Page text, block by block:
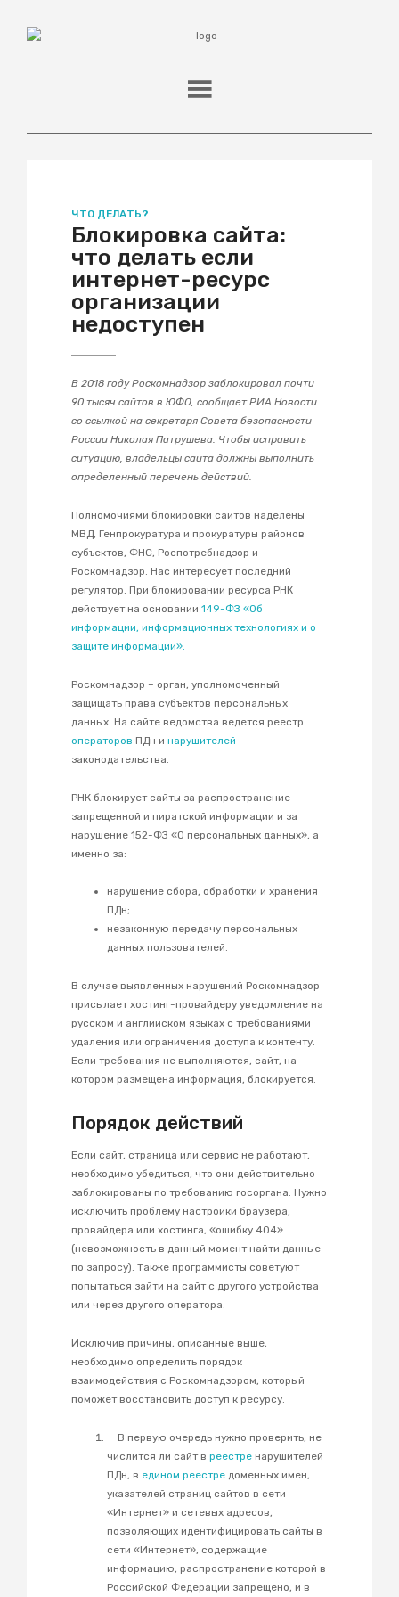
ЧТО ДЕЛАТЬ?
Блокировка сайта:
что делать если
интернет-ресурс
организации
недоступен
В 2018 году Роскомнадзор заблокировал почти
90 тысяч сайтов в ЮФО, сообщает РИА Новости
со ссылкой на секретаря Совета безопасности
России Николая Патрушева. Чтобы исправить
ситуацию, владельцы сайта должны выполнить
определенный перечень действий.
Полномочиями блокировки сайтов наделены
МВД, Генпрокуратура и прокуратуры районов
субъектов, ФНС, Роспотребнадзор и
Роскомнадзор. Нас интересует последний
регулятор. При блокировании ресурса РНК
действует на основании 149-ФЗ «Об
информации, информационных технологиях и о
защите информации».
Роскомнадзор – орган, уполномоченный
защищать права субъектов персональных
данных. На сайте ведомства ведется реестр
операторов ПДн и нарушителей
законодательства.
РНК блокирует сайты за распространение
запрещенной и пиратской информации и за
нарушение 152-ФЗ «О персональных данных», а
именно за:
нарушение сбора, обработки и хранения
ПДн;
незаконную передачу персональных
данных пользователей.
В случае выявленных нарушений Роскомнадзор
присылает хостинг-провайдеру уведомление на
русском и английском языках с требованиями
удаления или ограничения доступа к контенту.
Если требования не выполняются, сайт, на
котором размещена информация, блокируется.
Порядок действий
Если сайт, страница или сервис не работают,
необходимо убедиться, что они действительно
заблокированы по требованию госоргана. Нужно
исключить проблему настройки браузера,
провайдера или хостинга, «ошибку 404»
(невозможность в данный момент найти данные
по запросу). Также программисты советуют
попытаться зайти на сайт с другого устройства
или через другого оператора.
Исключив причины, описанные выше,
необходимо определить порядок
взаимодействия с Роскомнадзором, который
поможет восстановить доступ к ресурсу.
В первую очередь нужно проверить, не
числится ли сайт в реестре нарушителей
ПДн, в едином реестре доменных имен,
указателей страниц сайтов в сети
«Интернет» и сетевых адресов,
позволяющих идентифицировать сайты в
сети «Интернет», содержащие
информацию, распространение которой в
Российской Федерации запрещено, и в